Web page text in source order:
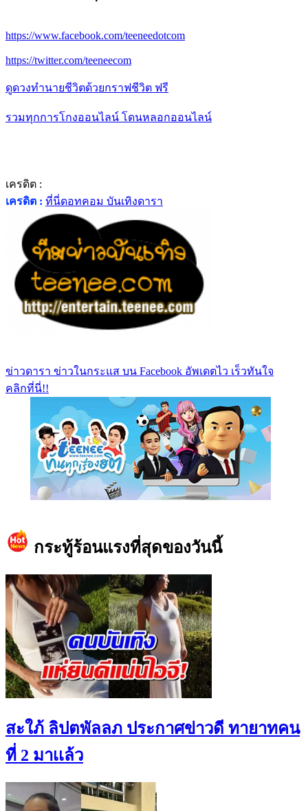
https://www.facebook.com/teeneedotcom
https://twitter.com/teeneecom
ดูดวงทำนายชีวิตด้วยกราฟชีวิต ฟรี
รวมทุกการโกงออนไลน์ โดนหลอกออนไลน์
เครดิต :
เครดิต : ที่นี่ดอทคอม บันเทิงดารา
ข่าวดารา ข่าวในกระแส บน Facebook อัพเดตไว เร็วทันใจ
คลิกที่นี่!!
กระทู้ร้อนแรงที่สุดของวันนี้
สะใภ้ ลิปตพัลลภ ประกาศข่าวดี ทายาทคน
ที่ 2 มาเเล้ว